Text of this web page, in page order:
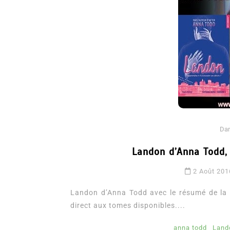
Landon d’Anna
2 Août
Landon d’Anna Todd avec le résumé de
direct aux tomes disponibles....
anna todd
Romances – l’actualité :
littérature sentimentale romance